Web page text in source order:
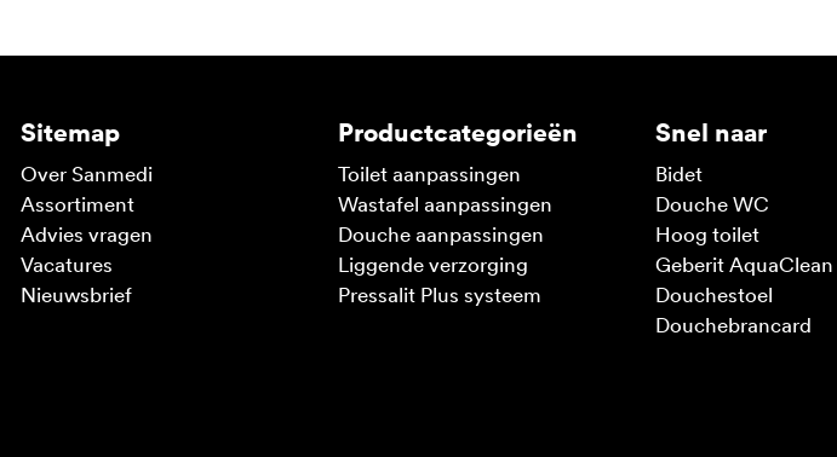
Sitemap
Over Sanmedi
Assortiment
Advies vragen
Vacatures
Nieuwsbrief
Productcategorieën
Toilet aanpassingen
Wastafel aanpassingen
Douche aanpassingen
Liggende verzorging
Pressalit Plus systeem
Snel naar
Bidet
Douche WC
Hoog toilet
Geberit AquaClean
Douchestoel
Douchebrancard